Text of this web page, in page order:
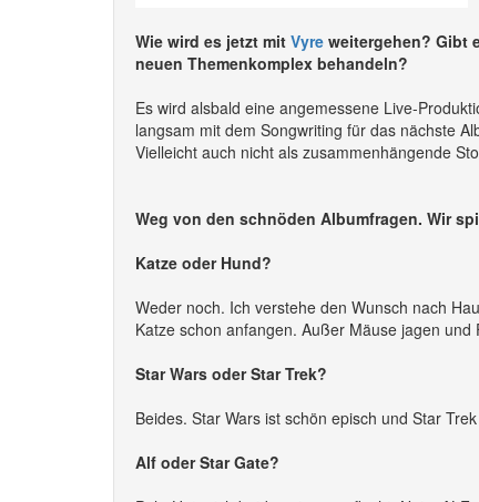
Wie wird es jetzt mit Vyre weitergehen? Gibt
neuen Themenkomplex behandeln?
Es wird alsbald eine angemessene Live-
langsam mit dem Songwriting für das nächste
Vielleicht auch nicht als zusammenhängende
Weg von den schnöden Albumfragen. Wir
Katze oder Hund?
Weder noch. Ich verstehe den Wunsch nach
Katze schon anfangen. Außer Mäuse jagen und
Star Wars oder Star Trek?
Beides. Star Wars ist schön episch und Star
Alf oder Star Gate?